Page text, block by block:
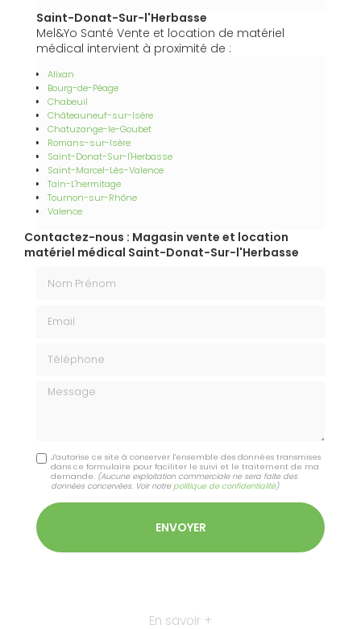
Saint-Donat-Sur-l'Herbasse
Mel&Yo Santé Vente et location de matériel
médical intervient à proximité de :
Alixan
Bourg-de-Péage
Chabeuil
Châteauneuf-sur-Isère
Chatuzange-le-Goubet
Romans-sur-Isère
Saint-Donat-Sur-l'Herbasse
Saint-Marcel-Lès-Valence
Tain-L'hermitage
Tournon-sur-Rhône
Valence
Contactez-nous : Magasin vente et location
matériel médical Saint-Donat-Sur-l'Herbasse
Message
J'autorise ce site à conserver l'ensemble des données transmises
dans ce formulaire pour faciliter le suivi et le traitement de ma
demande. (Aucune exploitation commerciale ne sera faite des
données concervées. Voir notre politique de confidentialité)
En savoir +